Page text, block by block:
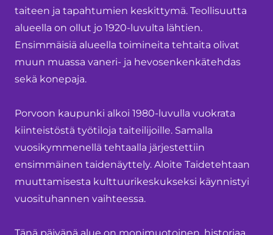
taiteen ja tapahtumien keskittymä. Teollisuutta
alueella on ollut jo 1920-luvulta lähtien.
Ensimmäisiä alueella toimineita tehtaita olivat
muun muassa vaneri- ja hevosenkenkätehdas
sekä konepaja.
Porvoon kaupunki alkoi 1980-luvulla vuokrata
kiinteistöstä työtiloja taiteilijoille. Samalla
vuosikymmenellä tehtaalla järjestettiin
ensimmäinen taidenäyttely. Aloite Taidetehtaan
muuttamisesta kulttuurikeskukseksi käynnistyi
vuosituhannen vaihteessa.